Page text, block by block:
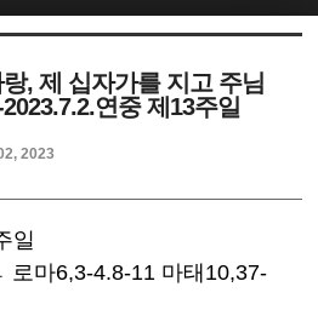
, 제 십자가를 지고 주님
연중 제13주일
2023
중 제13주일
로마6,3-4.8-11 마태10,37-
스케치북5
케치북5